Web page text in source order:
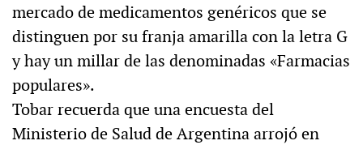
mercado de medicamentos genéricos que se
distinguen por su franja amarilla con la letra G
y hay un millar de las denominadas «Farmacias
populares».
Tobar recuerda que una encuesta del
Ministerio de Salud de Argentina arrojó en